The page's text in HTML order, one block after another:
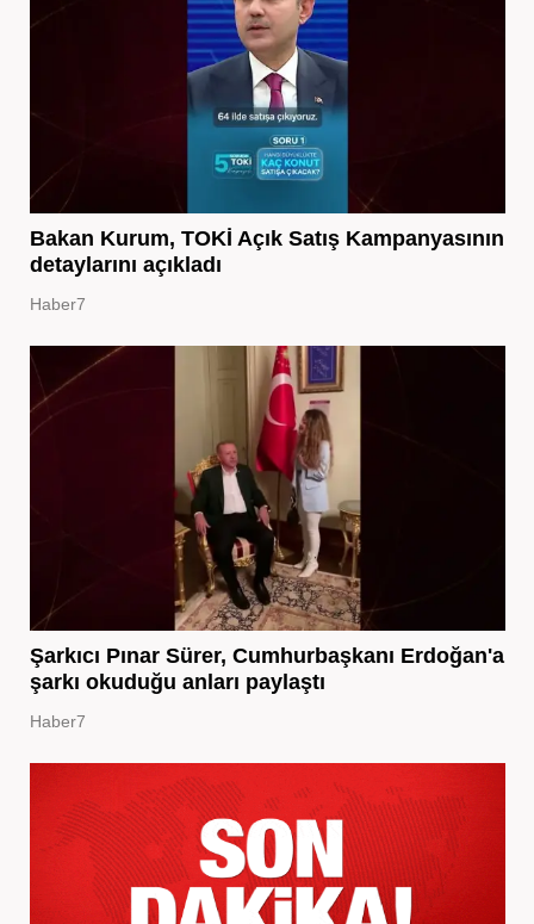
Bakan Kurum, TOKİ Açık Satış Kampanyasının
detaylarını açıkladı
Haber7
Şarkıcı Pınar Sürer, Cumhurbaşkanı Erdoğan'a
şarkı okuduğu anları paylaştı
Haber7